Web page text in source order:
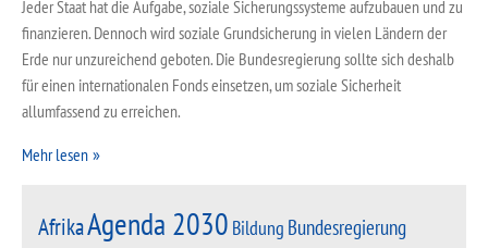
Jeder Staat hat die Aufgabe, soziale Sicherungssysteme aufzubauen und zu
finanzieren. Dennoch wird soziale Grundsicherung in vielen Ländern der
Erde nur unzureichend geboten. Die Bundesregierung sollte sich deshalb
für einen internationalen Fonds einsetzen, um soziale Sicherheit
allumfassend zu erreichen.
Mehr lesen
AfrikaAgenda 2030 Bildung Bundesregierung